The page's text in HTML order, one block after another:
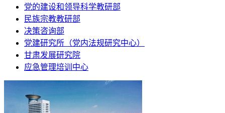
党的建设和领导科学教研部
民族宗教教研部
决策咨询部
党建研究所（党内法规研究中心）
甘肃发展研究院
应急管理培训中心